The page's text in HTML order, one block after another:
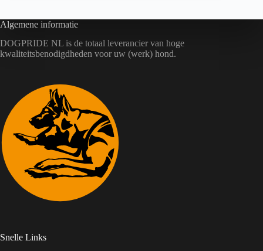
Algemene informatie
DOGPRIDE NL is de totaal leverancier van hoge
kwaliteitsbenodigdheden voor uw (werk) hond.
Snelle Links